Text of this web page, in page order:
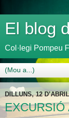
El blog
Col·legi Pompeu
DILLUNS, 12
EXCURSIÓ